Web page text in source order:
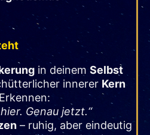
in deinemSelbst
innerer Kern
Genau jetzt.“
– ruhig, aber eindeutig